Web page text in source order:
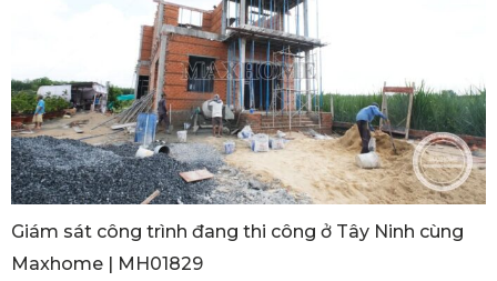
Giám sát công trình đang thi công ở Tây Ninh cùng
Maxhome | MH01829